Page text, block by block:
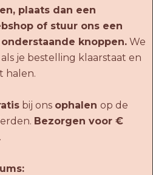
plaats dan een
of stuur ons een
knoppen. We
je bestelling klaarstaat en
halen.
bij ons ophalen op de
Bezorgen voor €